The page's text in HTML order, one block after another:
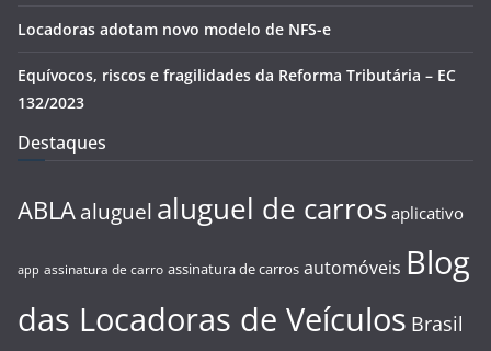
Locadoras adotam novo modelo de NFS-e
Equívocos, riscos e fragilidades da Reforma Tributária – EC
132/2023
Destaques
ABLA aluguel aluguel de carros aplicativo
app assinatura de carro assinatura de carros automóveis Blog
das Locadoras de Veículos Brasil